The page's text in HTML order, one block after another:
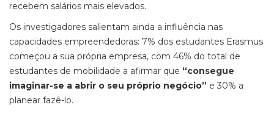
recebem salários mais elevados.
Os investigadores salientam ainda a influência nas
capacidades empreendedoras: 7% dos estudantes Erasmus
começou a sua própria empresa, com 46% do total de
estudantes de mobilidade a afirmar que “consegue
imaginar-se a abrir o seu próprio negócio” e 30% a
planear fazê-lo.